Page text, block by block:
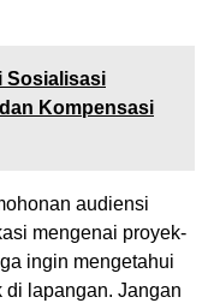
Sosialisasi
Kompensasi
audiensi
mengenai proyek-
ingin mengetahui
di lapangan. Jangan